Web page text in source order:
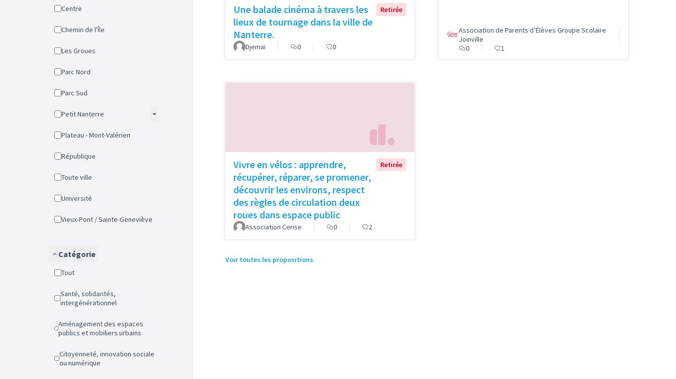
Centre
Chemin de l'Île
Les Groues
Parc Nord
Parc Sud
Petit Nanterre
Plateau - Mont-Valérien
République
Toute ville
Université
Vieux-Pont / Sainte-Geneviève
Catégorie
Tout
Santé, solidarités,
intergénérationnel
Aménagement des espaces
publics et mobiliers urbains
Citoyenneté, innovation sociale
ou numérique
Une balade cinéma à travers les
lieux de tournage dans la ville de
Nanterre.
Retirée
Djemai 0 0
Association de Parents d’Élèves Groupe Scolaire
Joinville
0
1
Vivre en vélos : apprendre,
récupérer, réparer, se promener,
découvrir les environs, respect
des règles de circulation deux
roues dans espace public
Retirée
Association Cerise 0 2
Voir toutes les propositions